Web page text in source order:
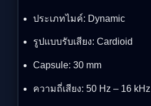
ประเภทไมค์: Dynamic
รูปแบบรับเสียง: Cardioid
Capsule: 30 mm
ความถี่เสียง: 50 Hz – 16 kHz